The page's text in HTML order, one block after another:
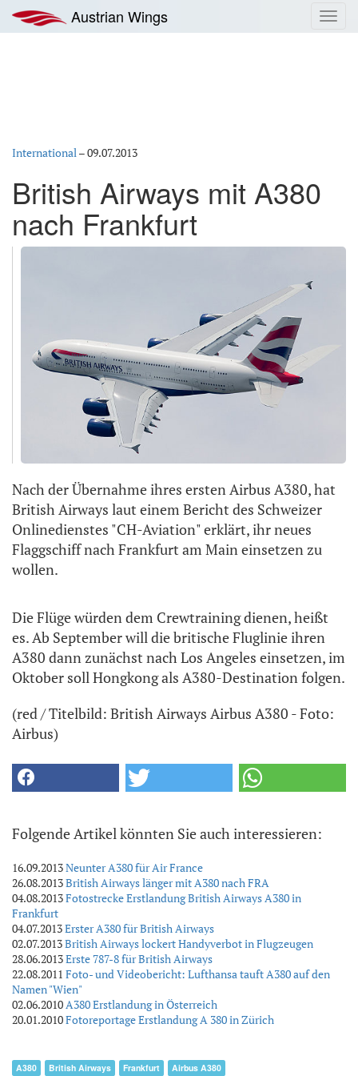
Inhalt
springen
Austrian Wings
International–09.07.2013
British Airways mit A380
nach Frankfurt
Nach der Übernahme ihres ersten Airbus A380, hat
British Airways laut einem Bericht des Schweizer
Onlinedienstes "CH-Aviation" erklärt, ihr neues
Flaggschiff nach Frankfurt am Main einsetzen zu
wollen.
Die Flüge würden dem Crewtraining dienen, heißt
es. Ab September will die britische Fluglinie ihren
A380 dann zunächst nach Los Angeles einsetzen, im
Oktober soll Hongkong als A380-Destination folgen.
(red / Titelbild: British Airways Airbus A380 - Foto:
Airbus)
Folgende Artikel könnten Sie auch interessieren:
16.09.2013Neunter A380 für Air France
26.08.2013British Airways länger mit A380 nach FRA
04.08.2013Fotostrecke Erstlandung British Airways A380 in
Frankfurt
04.07.2013Erster A380 für British Airways
02.07.2013British Airways lockert Handyverbot in Flugzeugen
28.06.2013Erste 787-8 für British Airways
22.08.2011 Foto- und Videobericht: Lufthansa tauft A380 auf den
Namen "Wien"
02.06.2010A380 Erstlandung in Österreich
20.01.2010Fotoreportage Erstlandung A 380 in Zürich
A380 British Airways Frankfurt Airbus A380